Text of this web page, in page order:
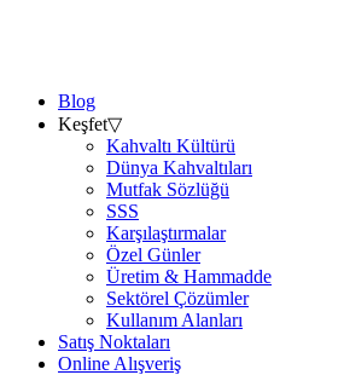
Blog
Keşfet▽
Kahvaltı Kültürü
Dünya Kahvaltıları
Mutfak Sözlüğü
SSS
Karşılaştırmalar
Özel Günler
Üretim & Hammadde
Sektörel Çözümler
Kullanım Alanları
Satış Noktaları
Online Alışveriş